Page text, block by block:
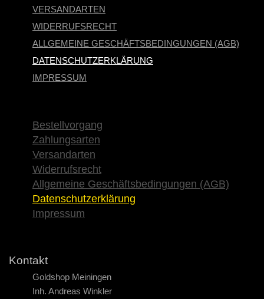
VERSANDARTEN
WIDERRUFSRECHT
ALLGEMEINE GESCHÄFTSBEDINGUNGEN (AGB)
DATENSCHUTZERKLÄRUNG
IMPRESSUM
Bestellvorgang
Zahlungsarten
Versandarten
Widerrufsrecht
Allgemeine Geschäftsbedingungen (AGB)
Datenschutzerklärung
Impressum
Kontakt
Goldshop Meiningen
Inh. Andreas Winkler